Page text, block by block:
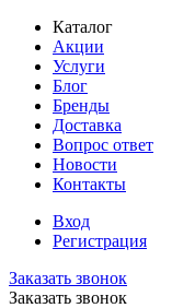
Каталог
Акции
Услуги
Блог
Бренды
Доставка
Вопрос ответ
Новости
Контакты
Вход
Регистрация
Заказать звонок
Заказать звонок